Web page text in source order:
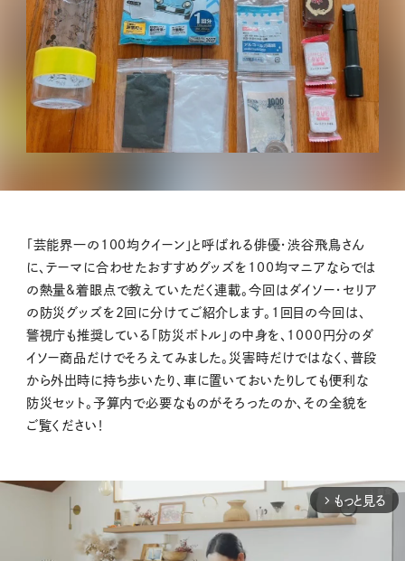
「芸能界一の100均クイーン」と呼ばれる俳優・渋谷飛鳥さん
に、テーマに合わせたおすすめグッズを100均マニアならでは
の熱量&着眼点で教えていただく連載。今回はダイソー・セリア
の防災グッズを2回に分けてご紹介します。1回目の今回は、
警視庁も推奨している「防災ボトル」の中身を、1000円分のダ
イソー商品だけでそろえてみました。災害時だけではなく、普段
から外出時に持ち歩いたり、車に置いておいたりしても便利な
防災セット。予算内で必要なものがそろったのか、その全貌を
ご覧ください！
arrow_forward_ios もっと見る